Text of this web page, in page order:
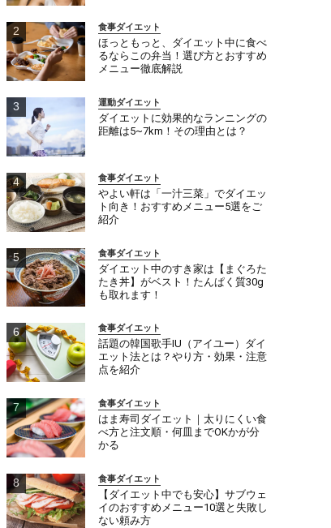
食事ダイエット
ほっともっと、ダイエット中に食べ
るならこの弁当！選び方とおすすめ
メニュー徹底解説
運動ダイエット
ダイエットに効果的なランニングの
距離は5~7km！その理由とは？
食事ダイエット
やよい軒は「一汁三菜」でダイエッ
ト向き！おすすめメニュー5選をご
紹介
食事ダイエット
ダイエット中のすき家は【まぐろた
たき丼】がベスト！たんぱく質30g
も取れます！
食事ダイエット
話題の韓国歌手IU（アイユー）ダイ
エット法とは？やり方・効果・注意
点を紹介
食事ダイエット
はま寿司ダイエット｜太りにくい食
べ方と注文順・何皿までOKかが分
かる
食事ダイエット
【ダイエット中でも安心】サブウェ
イのおすすめメニュー10選と失敗し
ない頼み方